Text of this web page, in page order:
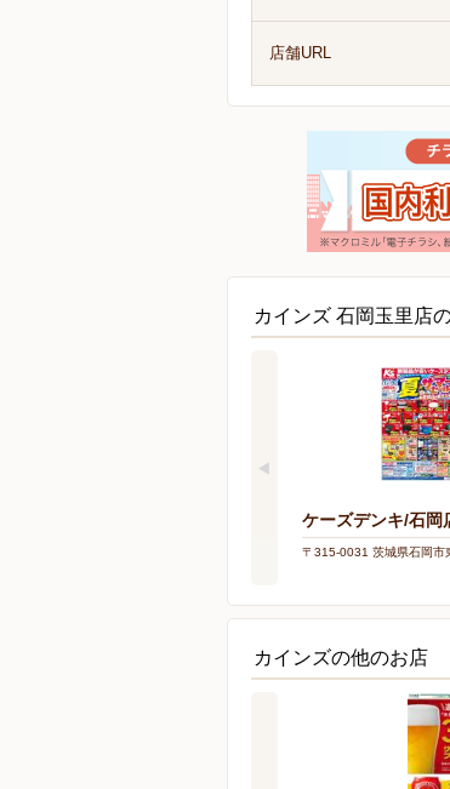
店舗URL
カインズ 石岡玉里店
ケーズデンキ/石岡
〒315-0031 茨城県石岡市
カインズの他のお店